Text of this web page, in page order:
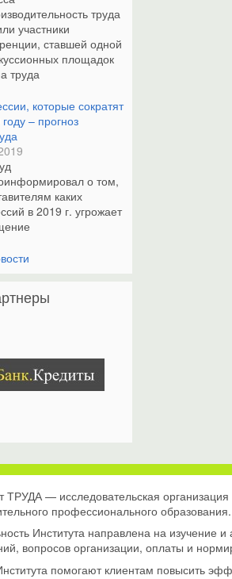
труда
участники
ставшей одной
площадок
труда
которые сократят
– прогноз
о том,
каких
в 2019 г. угрожает
ТРУДА — исследовательская
профессионального образования.
Института направлена на изучение
вопросов организации, оплаты и
помогают клиентам повысить